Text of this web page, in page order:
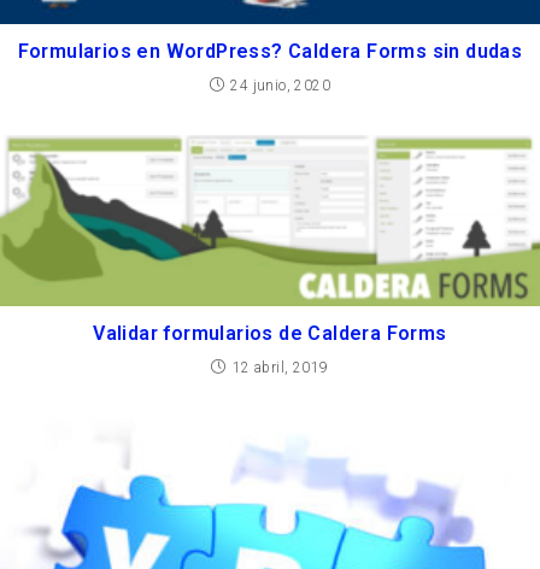
Formularios en WordPress? Caldera Forms sin dudas
24 junio, 2020
Validar formularios de Caldera Forms
12 abril, 2019